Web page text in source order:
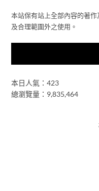
本站保有站上全部內容的著
及合理範圍外之使用。
本日人氣：423
總瀏覽量：9,835,464